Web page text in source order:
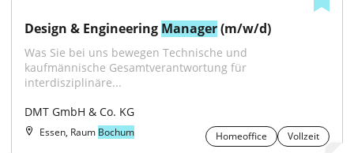
Design & Engineering Manager (m/w/d)
Was Sie bei uns bewegen Technische und
kaufmännische Gesamtverantwortung für
interdisziplinäre...
DMT GmbH & Co. KG
Essen, Raum Bochum Homeoffice Vollzeit